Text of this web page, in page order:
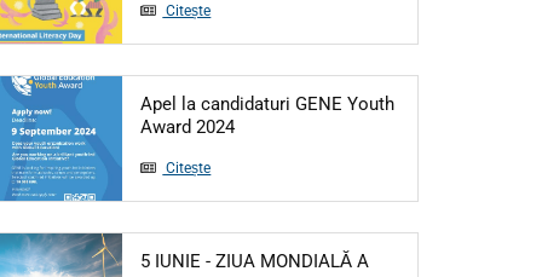
Citește
Apel la candidaturi GENE Youth
Award 2024Articol: Apel la candidaturi GENE
Citește
5 IUNIE - ZIUA MONDIALĂ A